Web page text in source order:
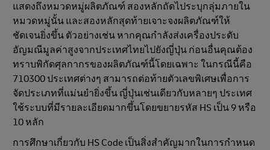
แสดงถึงหมวดหมู่ผลิตภัณฑ์ สองหลักถัดไประบุกลุ่มภายใน
หมวดหมู่นั้น และสองหลักสุดท้ายเจาะจงผลิตภัณฑ์ให้
ชัดเจนยิ่งขึ้น ตัวอย่างเช่น หากคุณกําลังส่งเครื่องประดับ
อัญมณีมูลค่าสูงจากประเทศไทยไปยังญี่ปุ่น ก่อนอื่นคุณต้อง
ทราบพิกัดศุลกากรของผลิตภัณฑ์นี้โดยเฉพาะ ในกรณีนี้คือ
710300 ประเทศต่างๆ สามารถต่อท้ายตัวเลขพิเศษเพื่อการ
จัดประเภทที่แม่นยํายิ่งขึ้น ญี่ปุ่นเช่นเดียวกับหลายๆ ประเทศ
ใช้ระบบที่มีรายละเอียดมากขึ้นโดยขยายรหัส HS เป็น 9 หรือ
10 หลัก
การศึกษาเกี่ยวกับ HS Code เป็นสิ่งสําคัญมากในการกำหนด